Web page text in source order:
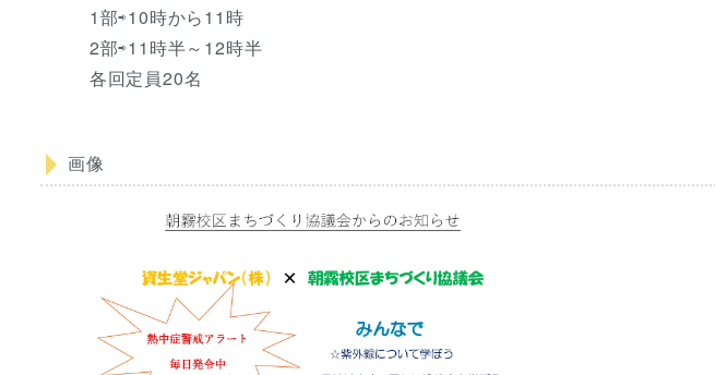
1部⇨10時から11時
2部⇨11時半～12時半
各回定員20名
画像